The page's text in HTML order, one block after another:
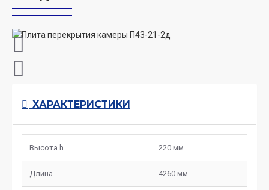
ХАРАКТЕРИСТИКИ
Высота h 220 мм
Длина 4260 мм